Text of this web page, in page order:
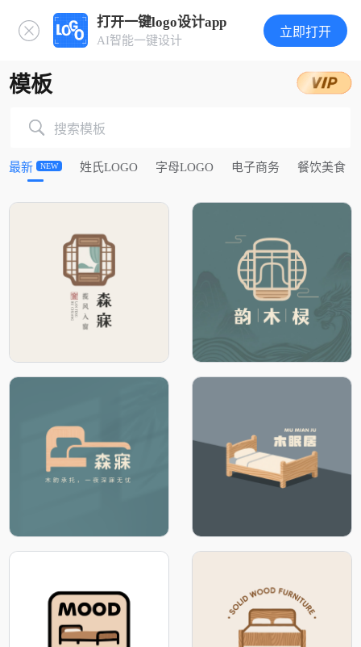
打开一键logo设计app
AI智能一键设计
立即打开
模板
搜索模板
最新 NEW 姓氏LOGO 字母LOGO 电子商务 餐饮美食